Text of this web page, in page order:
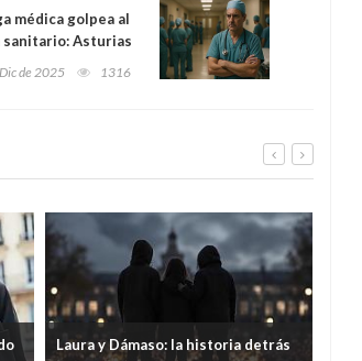
médica golpea al
sanitario: Asturias
cirugías, 8.300
de 2025 1316
Laura y Dámaso: la historia detrás